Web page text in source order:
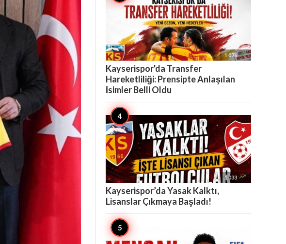
1,076 
Kayserispor'da Transfer
Hareketliliği: Prensipte Anlaşılan
İsimler Belli Oldu
1,033 
Kayserispor’da Yasak Kalktı,
Lisanslar Çıkmaya Başladı!